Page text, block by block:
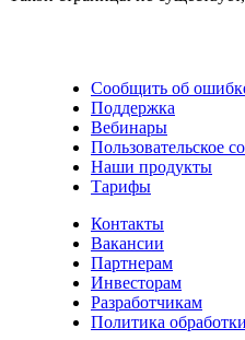
Сообщить об
Поддержка
Вебинары
Пользовательское
Наши продукты
Тарифы
Контакты
Вакансии
Партнерам
Инвесторам
Разработчикам
Политика